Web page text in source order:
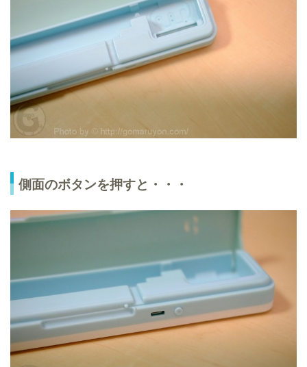
側面のボタンを押すと・・・